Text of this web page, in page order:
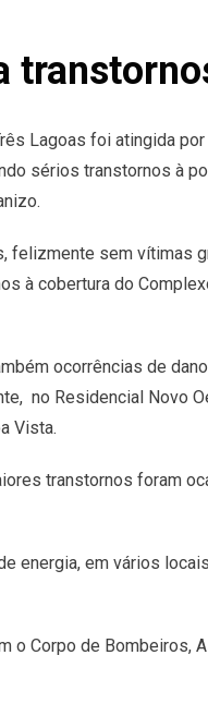
Lagoas foi atingida
sérios transtornos à
felizmente sem vítimas
à cobertura do
ocorrências de
no Residencial Novo
Vista.
transtornos foram
energia, em vários
o Corpo de Bombeiros,